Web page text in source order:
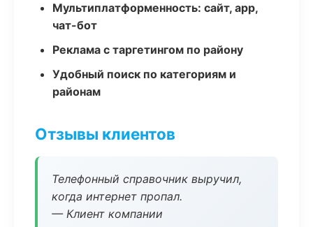
Мультиплатформенность: сайт, app,
чат-бот
Реклама с таргетингом по району
Удобный поиск по категориям и
районам
Отзывы клиентов
Телефонный справочник выручил,
когда интернет пропал.
— Клиент компании